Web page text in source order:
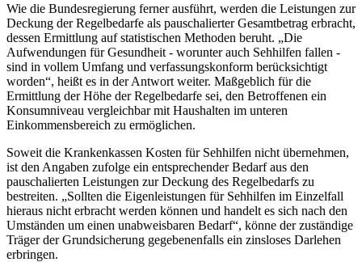
Wie die Bundesregierung ferner ausführt, werden die Leistungen zur
Deckung der Regelbedarfe als pauschalierter Gesamtbetrag erbracht,
dessen Ermittlung auf statistischen Methoden beruht. „Die
Aufwendungen für Gesundheit - worunter auch Sehhilfen fallen -
sind in vollem Umfang und verfassungskonform berücksichtigt
worden“, heißt es in der Antwort weiter. Maßgeblich für die
Ermittlung der Höhe der Regelbedarfe sei, den Betroffenen ein
Konsumniveau vergleichbar mit Haushalten im unteren
Einkommensbereich zu ermöglichen.
Soweit die Krankenkassen Kosten für Sehhilfen nicht übernehmen,
ist den Angaben zufolge ein entsprechender Bedarf aus den
pauschalierten Leistungen zur Deckung des Regelbedarfs zu
bestreiten. „Sollten die Eigenleistungen für Sehhilfen im Einzelfall
hieraus nicht erbracht werden können und handelt es sich nach den
Umständen um einen unabweisbaren Bedarf“, könne der zuständige
Träger der Grundsicherung gegebenenfalls ein zinsloses Darlehen
erbringen.